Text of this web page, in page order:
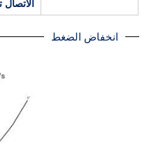
انخفاض الضغط